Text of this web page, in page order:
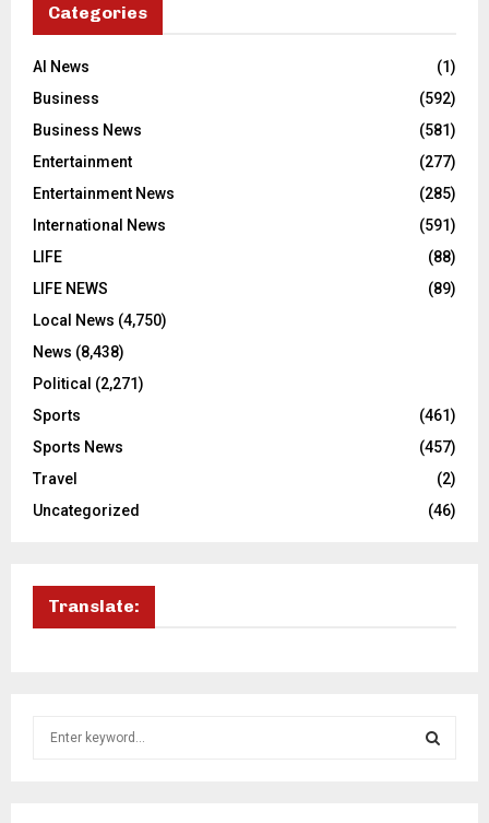
Categories
AI News
(1)
Business
(592)
Business News
(581)
Entertainment
(277)
Entertainment News
(285)
International News
(591)
LIFE
(88)
LIFE NEWS
(89)
Local News (4,750)
News (8,438)
Political (2,271)
Sports
(461)
Sports News
(457)
Travel
(2)
Uncategorized
(46)
Translate: